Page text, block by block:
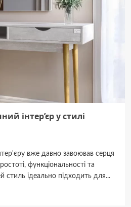
інтер’єр у стилі
вже давно завоював серця
функціональності та
ідеально підходить для...